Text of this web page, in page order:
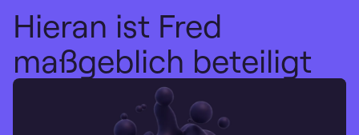
Hieran ist Fred
maßgeblich beteiligt